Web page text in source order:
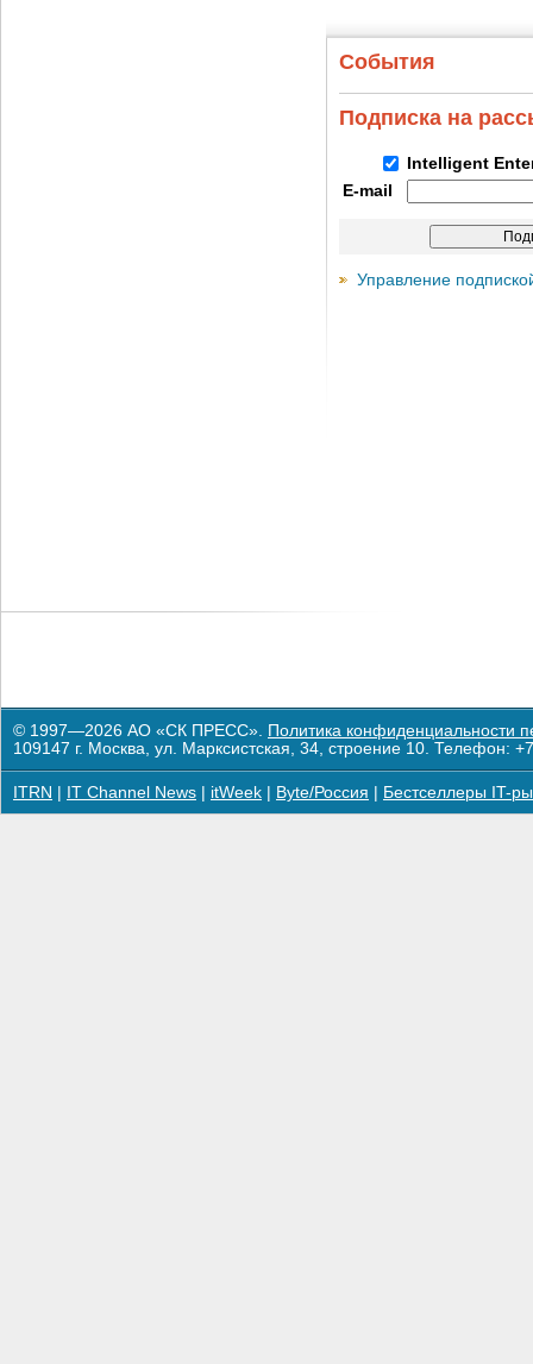
События
Подписка на
Intelligent
E-mail
Управление
© 1997—2026 АО «СК ПРЕСС». Политика конфиденциальности
109147 г. Москва, ул. Марксистская, 34, строение 10. Телефон:
ITRN IT Channel News itWeek Byte/Россия Бестселлеры IT-